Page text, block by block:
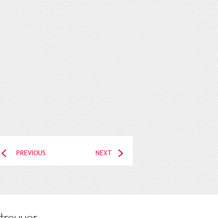
PREVIOUS NEXT